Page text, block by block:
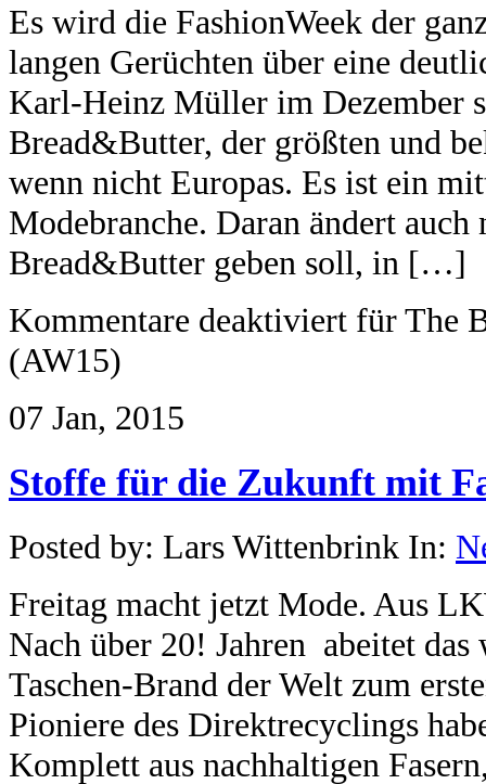
Es wird die FashionWeek der
langen Gerüchten über eine
Karl-Heinz Müller im Dezember
Bread&Butter, der größten und
wenn nicht Europas. Es ist ein
Modebranche. Daran ändert
Bread&Butter geben soll, in […]
Kommentare deaktiviert für The
(AW15)
07 Jan, 2015
Stoffe für die Zukunft mit
Posted by: Lars Wittenbrink In:
Freitag macht jetzt Mode. Aus
Nach über 20! Jahren abeitet
Taschen-Brand der Welt zum
Pioniere des Direktrecyclings
Komplett aus nachhaltigen